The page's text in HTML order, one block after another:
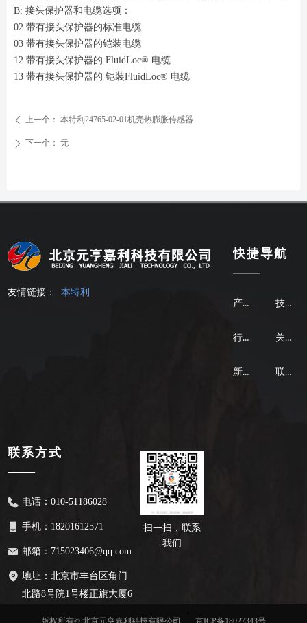
B: 接头保护器和电缆选项：
02 带有接头保护器的标准电缆
03 带有接头保护器的铠装电缆
12 带有接头保护器的 FluidLoc® 电缆
13 带有接头保护器的 铠装FluidLoc® 电缆
ꄴ 上一个： 本特利24765-02-01机壳热膨胀传感器
ꄲ 下一个： 无
友情链接： 本特利
快捷导航
——
产品中心
行业应用
新闻资讯
技术支持
关于我们
联系我们
联系方式
——
电话： 010-51186028
手机： 18201612571
邮箱： 715023406@qq.com
地址： 北京市丰台区角门
北路8号院1号楼正旗大厦6
扫一扫， 联系
我们
京ICP备18027343号